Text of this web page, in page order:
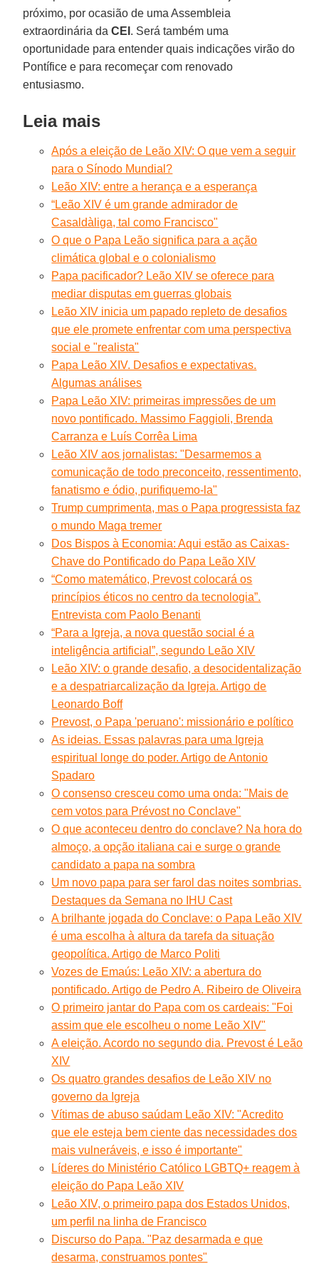
próximo, por ocasião de uma Assembleia
extraordinária daCEI . Será também uma
oportunidade para entender quais indicações virão do
Pontífice e para recomeçar com renovado
entusiasmo.
Leia mais
Após a eleição de Leão XIV: O que vem a seguir
para o Sínodo Mundial?
Leão XIV: entre a herança e a esperança
“Leão XIV é um grande admirador de
Casaldàliga, tal como Francisco"
O que o Papa Leão significa para a ação
climática global e o colonialismo
Papa pacificador? Leão XIV se oferece para
mediar disputas em guerras globais
Leão XIV inicia um papado repleto de desafios
que ele promete enfrentar com uma perspectiva
social e "realista"
Papa Leão XIV. Desafios e expectativas.
Algumas análises
Papa Leão XIV: primeiras impressões de um
novo pontificado. Massimo Faggioli, Brenda
Carranza e Luís Corrêa Lima
Leão XIV aos jornalistas: "Desarmemos a
comunicação de todo preconceito, ressentimento,
fanatismo e ódio, purifiquemo-la"
Trump cumprimenta, mas o Papa progressista faz
o mundo Maga tremer
Dos Bispos à Economia: Aqui estão as Caixas-
Chave do Pontificado do Papa Leão XIV
“Como matemático, Prevost colocará os
princípios éticos no centro da tecnologia”.
Entrevista com Paolo Benanti
“Para a Igreja, a nova questão social é a
inteligência artificial”, segundo Leão XIV
Leão XIV: o grande desafio, a desocidentalização
e a despatriarcalização da Igreja. Artigo de
Leonardo Boff
Prevost, o Papa 'peruano': missionário e político
As ideias. Essas palavras para uma Igreja
espiritual longe do poder. Artigo de Antonio
Spadaro
O consenso cresceu como uma onda: "Mais de
cem votos para Prévost no Conclave"
O que aconteceu dentro do conclave? Na hora do
almoço, a opção italiana cai e surge o grande
candidato a papa na sombra
Um novo papa para ser farol das noites sombrias.
Destaques da Semana no IHU Cast
A brilhante jogada do Conclave: o Papa Leão XIV
é uma escolha à altura da tarefa da situação
geopolítica. Artigo de Marco Politi
Vozes de Emaús: Leão XIV: a abertura do
pontificado. Artigo de Pedro A. Ribeiro de Oliveira
O primeiro jantar do Papa com os cardeais: "Foi
assim que ele escolheu o nome Leão XIV"
A eleição. Acordo no segundo dia. Prevost é Leão
XIV
Os quatro grandes desafios de Leão XIV no
governo da Igreja
Vítimas de abuso saúdam Leão XIV: "Acredito
que ele esteja bem ciente das necessidades dos
mais vulneráveis, e isso é importante"
Líderes do Ministério Católico LGBTQ+ reagem à
eleição do Papa Leão XIV
Leão XIV, o primeiro papa dos Estados Unidos,
um perfil na linha de Francisco
Discurso do Papa. "Paz desarmada e que
desarma, construamos pontes"